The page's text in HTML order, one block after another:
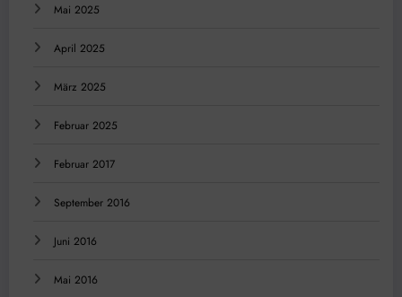
Mai 2025
April 2025
März 2025
Februar 2025
Februar 2017
September 2016
Juni 2016
Mai 2016